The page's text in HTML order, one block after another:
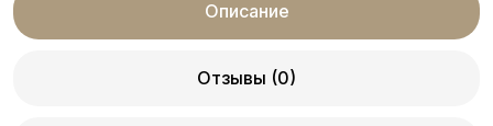
Описание
Отзывы (0)